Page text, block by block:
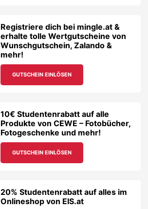
Registriere dich bei mingle.at &
erhalte tolle Wertgutscheine von
Wunschgutschein, Zalando &
mehr!
GUTSCHEIN EINLÖSEN
10€ Studentenrabatt auf alle
Produkte von CEWE – Fotobücher,
Fotogeschenke und mehr!
GUTSCHEIN EINLÖSEN
20% Studentenrabatt auf alles im
Onlineshop von EIS.at